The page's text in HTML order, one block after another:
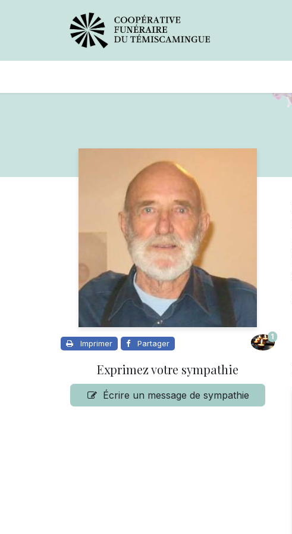
Imprimer Partager
1
Exprimez votre sympathie
Écrire un message de sympathie